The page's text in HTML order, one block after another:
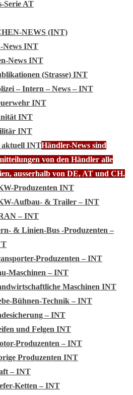
Serie AT
NEWS (INT)
News INT
News INT
(Strasse) INT
– Intern – News – INT
INT
INT
INT
aktuell INTHändler-News sind
von den Händler alle
ausserhalb von DE, AT und CH.
Produzenten INT
Aufbau- & Trailer – INT
– INT
& Linien-Bus -Produzenten –
Produzenten – INT
Maschinen – INT
Maschinen INT
Bühnen-Technik – INT
– INT
und Felgen INT
Produzenten – INT
Produzenten INT
– INT
Ketten – INT